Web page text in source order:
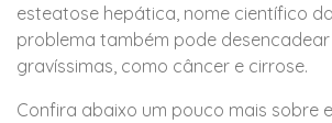
esteatose hepática, nome científico
problema também pode
gravíssimas, como câncer e cirrose.
Confira abaixo um pouco mais sobre